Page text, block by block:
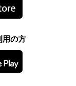
用の方